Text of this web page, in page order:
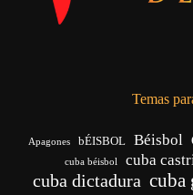
Temas
Apagones bÉISBOL Béisbol
cuba béisbol cuba
cuba dictadura cuba